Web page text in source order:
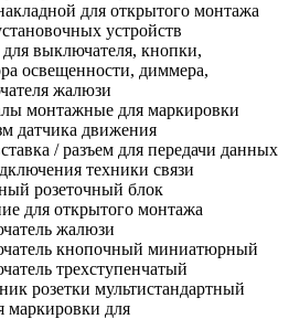
для открытого монтажа
устройств
выключателя, кнопки,
освещенности, диммера,
жалюзи
монтажные для маркировки
датчика движения
/ разъем для передачи данных
техники связи
розеточный блок
для открытого монтажа
жалюзи
кнопочный миниатюрный
трехступенчатый
розетки мультистандартный
маркировки для